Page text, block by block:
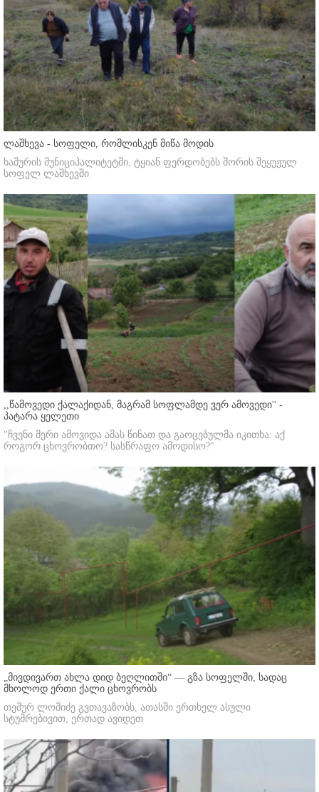
ლაშხევა - სოფელი, რომლისკენ მიწა მოდის
ხაშურის მუნიციპალიტეტში, ტყიან ფერდობებს შორის შეყუჟულ
სოფელ ლაშხევში
,,წამოვედი ქალაქიდან, მაგრამ სოფლამდე ვერ ამოვედი'' -
პატარა ყელეთი
"ჩვენი მერი ამოვიდა ამას წინათ და გაოცებულმა იკითხა: აქ
როგორ ცხოვრობთო? სასწრაფო ამოდისო?"
„მივდივართ ახლა დიდ ბეღლითში“ — გზა სოფელში, სადაც
მხოლოდ ერთი ქალი ცხოვრობს
თემურ ლომიძე გვთავაზობს, ათასში ერთხელ ასული
სტუმრებივით, ერთად ავიდეთ